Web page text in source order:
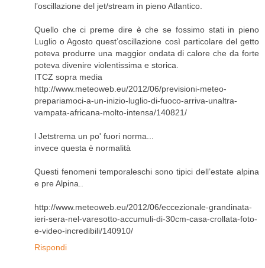
l’oscillazione del jet/stream in pieno Atlantico.
Quello che ci preme dire è che se fossimo stati in pieno
Luglio o Agosto quest’oscillazione così particolare del getto
poteva produrre una maggior ondata di calore che da forte
poteva divenire violentissima e storica.
ITCZ sopra media
http://www.meteoweb.eu/2012/06/previsioni-meteo-
prepariamoci-a-un-inizio-luglio-di-fuoco-arriva-unaltra-
vampata-africana-molto-intensa/140821/
l Jetstrema un po' fuori norma...
invece questa è normalità
Questi fenomeni temporaleschi sono tipici dell’estate alpina
e pre Alpina..
http://www.meteoweb.eu/2012/06/eccezionale-grandinata-
ieri-sera-nel-varesotto-accumuli-di-30cm-casa-crollata-foto-
e-video-incredibili/140910/
Rispondi